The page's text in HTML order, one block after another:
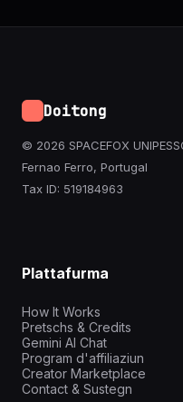
Doitong
© 2026 SPACEFOX
Fernao Ferro, Portugal
Tax ID: 519184963
Plattafurma
How It Works
Pretschs & Credits
Gemini AI Chat
Program d'affiliaziun
Creator Marketplace
Contact & Sustegn